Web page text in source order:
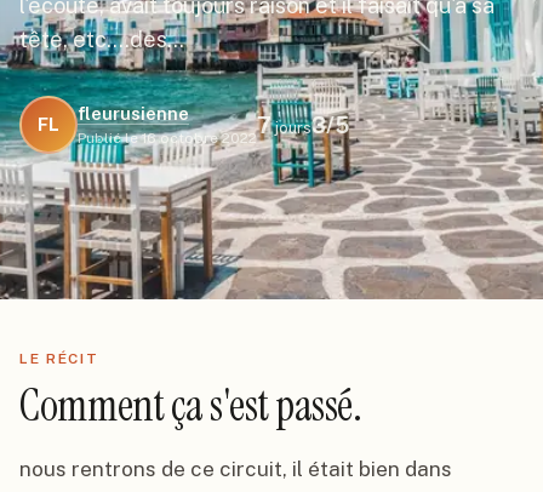
l'écoute, avait toujours raison et il faisait qu'a sa
tête, etc....des…
FL
fleurusienne
Publié le 16 octobre 2022
7jours3/5
LE RÉCIT
Comment ça s'est passé.
nous rentrons de ce circuit, il était bien dans